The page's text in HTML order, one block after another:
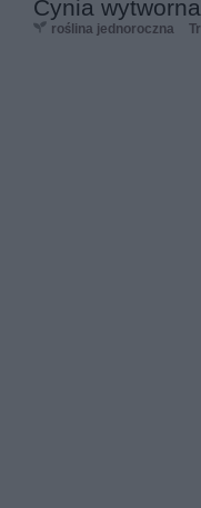
Cynia wytworna
roślina jednoroczna